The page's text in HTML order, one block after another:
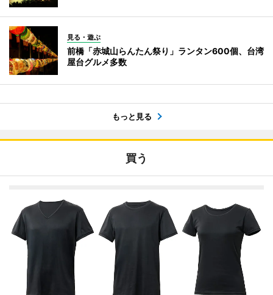
見る・遊ぶ
前橋「赤城山らんたん祭り」ランタン600個、台湾
屋台グルメ多数
もっと見る
買う